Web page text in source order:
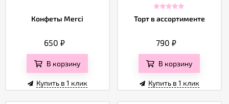
Конфеты Merci
650 ₽
В корзину
Купить в 1 клик
Торт в ассортименте
790₽
В корзину
Купить в 1 клик